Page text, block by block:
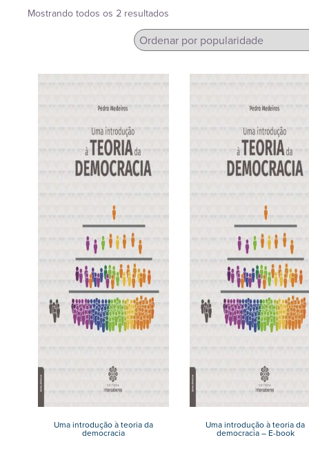
Mostrando todos os 2 resultados
popularidade
Uma introdução à teoria da
democracia
Uma introdução à teoria da
democracia – E-book